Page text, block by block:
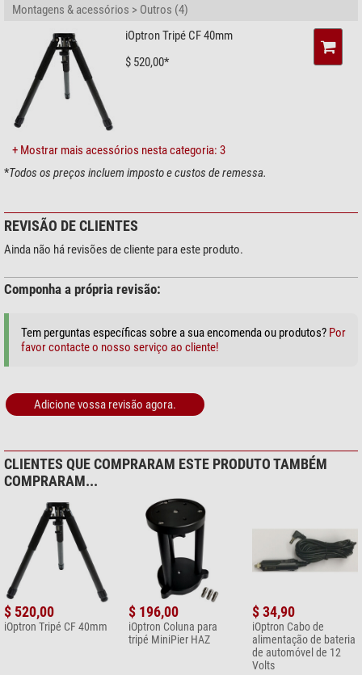
Geral
HAZ
Tipo de construção
Controle GoTo
GPS
WIFI
sim
Alinhamento Polar
auxiliado por computador
Software
Go2Nova 8409
Autoguiding
Interfaces
USB 2.0
Montagens & acessórios > Outros (4)
iOptron Tripé CF 40mm
$ 520,00*
+ Mostrar mais acessórios nesta categoria: 3
*Todos os preços incluem imposto e custos de remessa.
REVISÃO DE CLIENTES
Ainda não há revisões de cliente para este produto.
Componha a própria revisão:
Tem perguntas específicas sobre a sua encomenda ou produtos? Por
favor contacte o nosso serviço ao cliente!
Adicione vossa revisão agora.
CLIENTES QUE COMPRARAM ESTE PRODUTO TAMBÉM
COMPRARAM...
$ 520,00
iOptron Tripé CF 40mm
$ 196,00
iOptron Coluna para
tripé MiniPier HAZ
$ 34,90
iOptron Cabo de
alimentação de bateria
de automóvel de 12
Volts